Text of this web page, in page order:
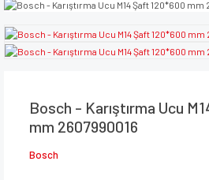
Bosch - Karıştırma Ucu
mm 2607990016
Bosch